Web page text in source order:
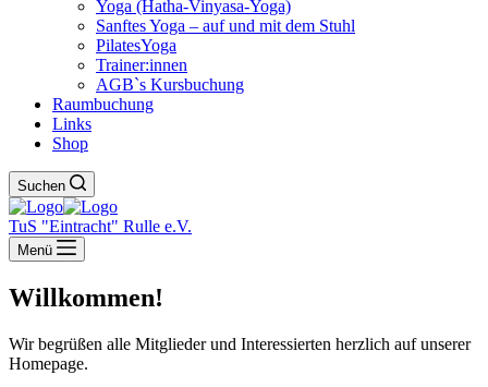
Yoga (Hatha-Vinyasa-Yoga)
Sanftes Yoga – auf und mit dem Stuhl
PilatesYoga
Trainer:innen
AGB`s Kursbuchung
Raumbuchung
Links
Shop
Suchen
TuS "Eintracht" Rulle e.V.
Menü
Willkommen!
Wir begrüßen alle Mitglieder und Interessierten herzlich auf unserer
Homepage.